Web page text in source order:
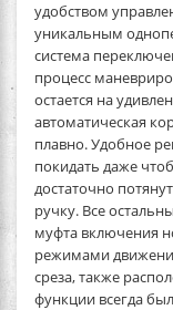
удобством
уникальным
система
процесс
остается на
автоматическая
плавно. Удобное
покидать даже
достаточно
ручку. Все
муфта включения
режимами
среза, также
функции всегда